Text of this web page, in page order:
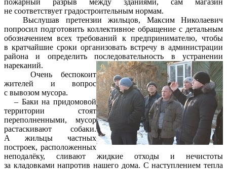
не соответствует градостроительным нормам.
Выслушав претензии жильцов, Максим Николаевич
попросил подготовить коллективное обращение с детальным
обозначением всех требований к предпринимателю, чтобы
в кратчайшие сроки организовать встречу в администрации
района и определить последовательность в устранении
нареканий.
Очень беспокоит
жителей и вопрос
с вывозом мусора.
– Баки на придомовой
территории стоят
переполненными, мусор
растаскивают собаки.
А жильцы частных
построек, расположенных
неподалёку, сливают жидкие отходы и нечистоты
за кладовками напротив нашего дома. С наступлением тепла